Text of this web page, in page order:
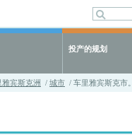
投产的规划
雅宾斯克洲 / 城市 / 车里雅宾斯克市。